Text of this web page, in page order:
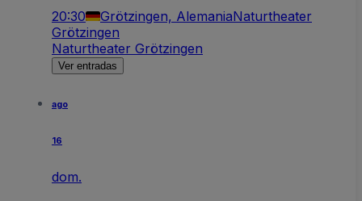
20:30 Grötzingen, AlemaniaNaturtheater
Grötzingen
Naturtheater Grötzingen
Ver entradas
ago
16
dom.